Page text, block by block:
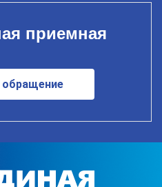
приемная